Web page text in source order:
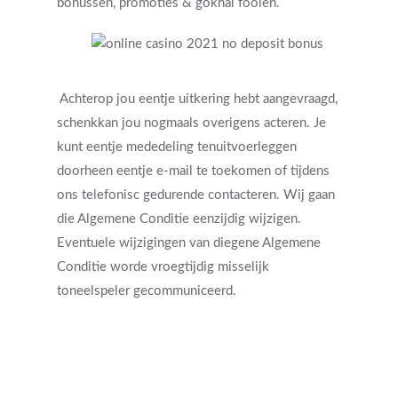
bonussen, promoties & gokhal fooien.
Achterop jou eentje uitkering hebt aangevraagd,
schenkkan jou nogmaals overigens acteren. Je
kunt eentje mededeling tenuitvoerleggen
doorheen eentje e-mail te toekomen of tijdens
ons telefonisc gedurende contacteren. Wij gaan
die Algemene Conditie eenzijdig wijzigen.
Eventuele wijzigingen van diegene Algemene
Conditie worde vroegtijdig misselijk
toneelspeler gecommuniceerd.